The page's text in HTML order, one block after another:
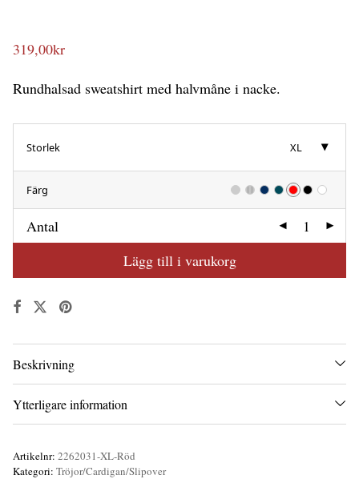
319,00kr
Rundhalsad sweatshirt med halvmåne i nacke.
Storlek XL
Färg
Antal
Lägg till i varukorg
Beskrivning
Ytterligare information
Artikelnr: 2262031-XL-Röd
Kategori: Tröjor/Cardigan/Slipover